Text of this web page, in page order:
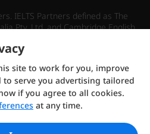
IELTS Partners defined as The
Pty. Ltd. and Cambridge English
Privacy policy Disclaimer
site to work for you, improve
serve you advertising tailored
if you agree to all cookies.
at any time.